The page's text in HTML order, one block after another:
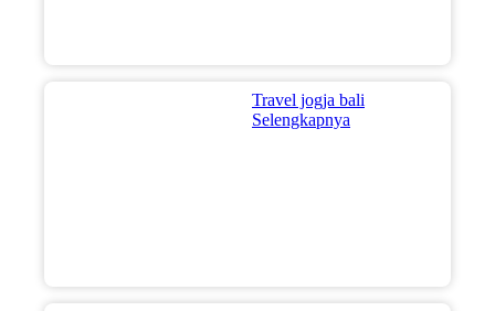
Travel jogja bali
Selengkapnya